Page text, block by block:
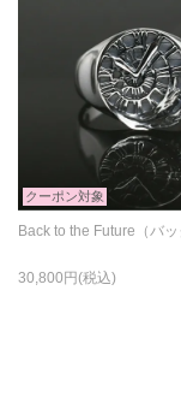
クーポン対象
30,800